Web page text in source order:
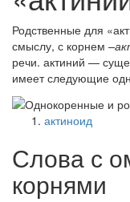
Родственные для
смыслу, с корнем
речи. актиний —
имеет следующие
актиноид
Слова с
корнями